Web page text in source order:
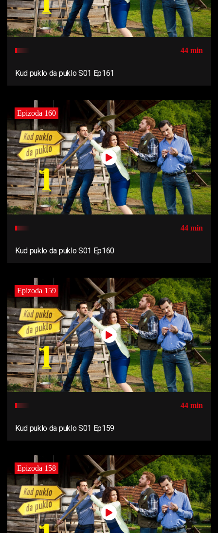
44 min
Kud puklo da puklo S01 Ep161
Epizoda 160
44 min
Kud puklo da puklo S01 Ep160
Epizoda 159
44 min
Kud puklo da puklo S01 Ep159
Epizoda 158